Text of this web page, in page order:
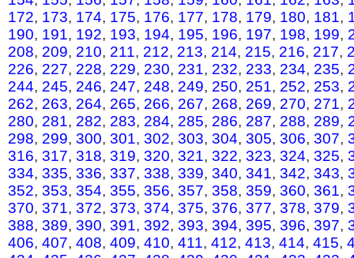
172, 173, 174, 175, 176, 177, 178, 179, 180, 181,
190, 191, 192, 193, 194, 195, 196, 197, 198, 199,
208, 209, 210, 211, 212, 213, 214, 215, 216, 217,
226, 227, 228, 229, 230, 231, 232, 233, 234, 235,
244, 245, 246, 247, 248, 249, 250, 251, 252, 253,
262, 263, 264, 265, 266, 267, 268, 269, 270, 271,
280, 281, 282, 283, 284, 285, 286, 287, 288, 289,
298, 299, 300, 301, 302, 303, 304, 305, 306, 307,
316, 317, 318, 319, 320, 321, 322, 323, 324, 325,
334, 335, 336, 337, 338, 339, 340, 341, 342, 343,
352, 353, 354, 355, 356, 357, 358, 359, 360, 361,
370, 371, 372, 373, 374, 375, 376, 377, 378, 379,
388, 389, 390, 391, 392, 393, 394, 395, 396, 397,
406, 407, 408, 409, 410, 411, 412, 413, 414, 415,